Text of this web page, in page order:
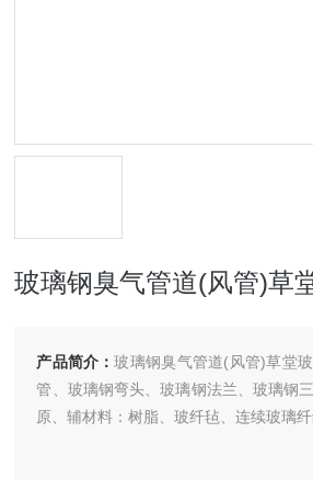
玻璃钢臭气管道(风管)草
产品简介：玻璃钢臭气管道(风管)草堂
管、玻璃钢弯头、玻璃钢法兰、玻璃钢
原、辅材料：树脂、玻纤毡、连续玻璃